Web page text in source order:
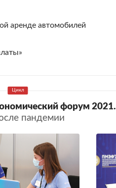
аренде автомобилей
форум 2021.
пандемии